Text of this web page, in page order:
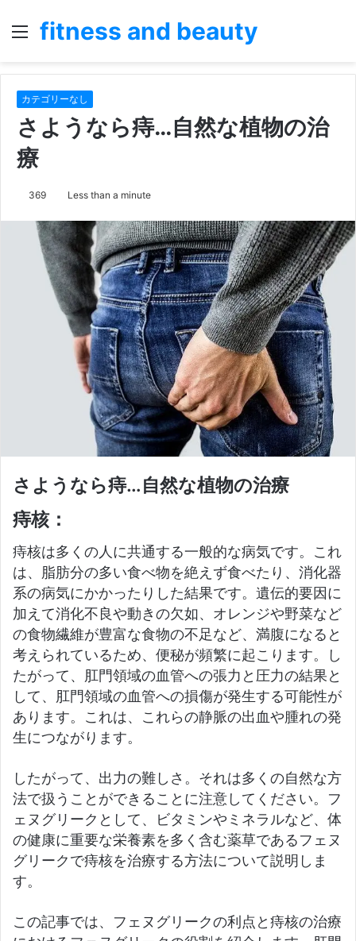
Menu
fitness and beauty
カテゴリーなし
さようなら痔…自然な植物の治
療
369 Less than a minute
さようなら痔…自然な植物の治療
痔核：
痔核は多くの人に共通する一般的な病気です。 これ
は、脂肪分の多い食べ物を絶えず食べたり、消化器
系の病気にかかったりした結果です。 遺伝的要因に
加えて消化不良や動きの欠如、オレンジや野菜など
の食物繊維が豊富な食物の不足など、満腹になると
考えられているため、便秘が頻繁に起こります。
し
たがって、肛門領域の血管への張力と圧力の結果と
して、肛門領域の血管への損傷が発生する可能性が
あります。 これは、これらの静脈の出血や腫れの発
生につながります。
したがって、出力の難しさ。 それは多くの自然な方
法で扱うことができることに注意してください。 フ
ェヌグリークとして、ビタミンやミネラルなど、体
の健康に重要な栄養素を多く含む薬草であるフェヌ
グリークで痔核を治療する方法について説明しま
す。
この記事では、フェヌグリークの利点と痔核の治療